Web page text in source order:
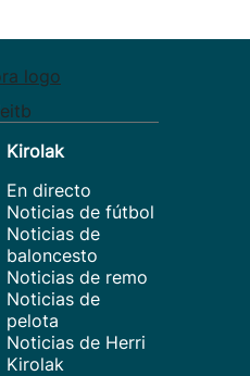
Kirolak
En directo
Noticias de fútbol
Noticias de
baloncesto
Noticias de remo
Noticias de
pelota
Noticias de Herri
Kirolak